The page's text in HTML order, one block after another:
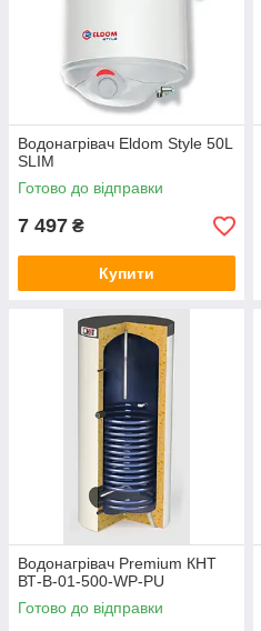
Водонагрівач Eldom Style 50L
SLIM
Готово до відправки
7 497 ₴
Купити
Водонагрівач Premium КНТ
ВТ-B-01-500-WP-PU
Готово до відправки